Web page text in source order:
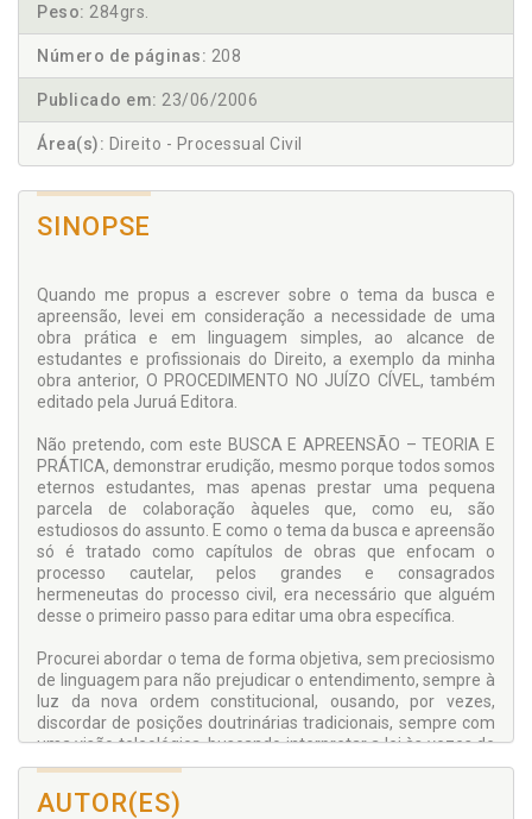
Peso: 284grs.
Número de páginas: 208
Publicado em: 23/06/2006
Área(s): Direito - Processual Civil
SINOPSE
Quando me propus a escrever sobre o tema da busca e
apreensão, levei em consideração a necessidade de uma
obra prática e em linguagem simples, ao alcance de
estudantes e profissionais do Direito, a exemplo da minha
obra anterior, O PROCEDIMENTO NO JUÍZO CÍVEL, também
editado pela Juruá Editora.
Não pretendo, com este BUSCA E APREENSÃO – TEORIA E
PRÁTICA, demonstrar erudição, mesmo porque todos somos
eternos estudantes, mas apenas prestar uma pequena
parcela de colaboração àqueles que, como eu, são
estudiosos do assunto. E como o tema da busca e apreensão
só é tratado como capítulos de obras que enfocam o
processo cautelar, pelos grandes e consagrados
hermeneutas do processo civil, era necessário que alguém
desse o primeiro passo para editar uma obra específica.
Procurei abordar o tema de forma objetiva, sem preciosismo
de linguagem para não prejudicar o entendimento, sempre à
luz da nova ordem constitucional, ousando, por vezes,
discordar de posições doutrinárias tradicionais, sempre com
uma visão teleológica, buscando interpretar a lei às vezes de
forma alternativa, como magistrado orgânico, e não será
estranho se houver críticas ao meu posicionamento acerca
da violência da busca e apreensão regulada pelo Decreto-Lei
AUTOR(ES)